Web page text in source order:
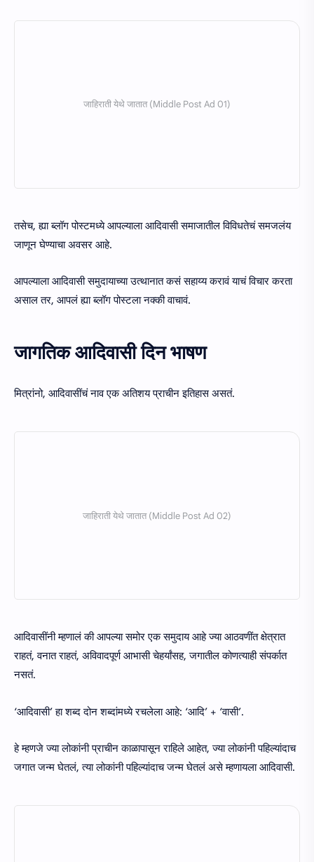
तसेच, ह्या ब्लॉग पोस्टमध्ये आपल्याला आदिवासी समाजातील विविधतेचं समजलंय
जाणून घेण्याचा अवसर आहे.
आपल्याला आदिवासी समुदायाच्या उत्थानात कसं सहाय्य करावं याचं विचार करता
असाल तर, आपलं ह्या ब्लॉग पोस्टला नक्की वाचावं.
जागतिक आदिवासी दिन भाषण
मित्रांनो, आदिवासींचं नाव एक अतिशय प्राचीन इतिहास असतं.
आदिवासींनी म्हणालं की आपल्या समोर एक समुदाय आहे ज्या आठवणींत क्षेत्रात
राहतं, वनात राहतं, अविवादपूर्ण आभासी चेहर्यांसह, जगातील कोणत्याही संपर्कात
नसतं.
‘आदिवासी’ हा शब्द दोन शब्दांमध्ये रचलेला आहे: ‘आदि’ + ‘वासी’.
हे म्हणजे ज्या लोकांनी प्राचीन काळापासून राहिले आहेत, ज्या लोकांनी पहिल्यांदाच
जगात जन्म घेतलं, त्या लोकांनी पहिल्यांदाच जन्म घेतलं असे म्हणायला आदिवासी.